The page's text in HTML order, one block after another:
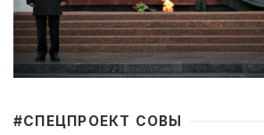
#CПЕЦПРОЕКТ СОВЫ